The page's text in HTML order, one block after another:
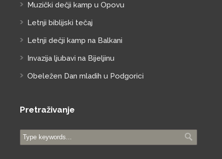
Muzički dečji kamp u Opovu
Letnji biblijski tečaj
Letnji dečji kamp na Balkani
Invazija ljubavi na Bijeljinu
Obeležen Dan mladih u Podgorici
Pretraživanje